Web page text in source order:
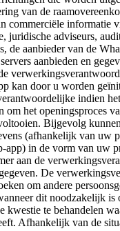
van de
commerciële informatie
juridische adviseurs,
de aanbieder van de
aanbieden en
kan door u worden
indien
om het openingsproces
Bijgevolg
(afhankelijk van uw
app) in de vorm van uw
aan de
De
om andere
dit noodzakelijk is
kwestie te behandelen
Afhankelijk van de